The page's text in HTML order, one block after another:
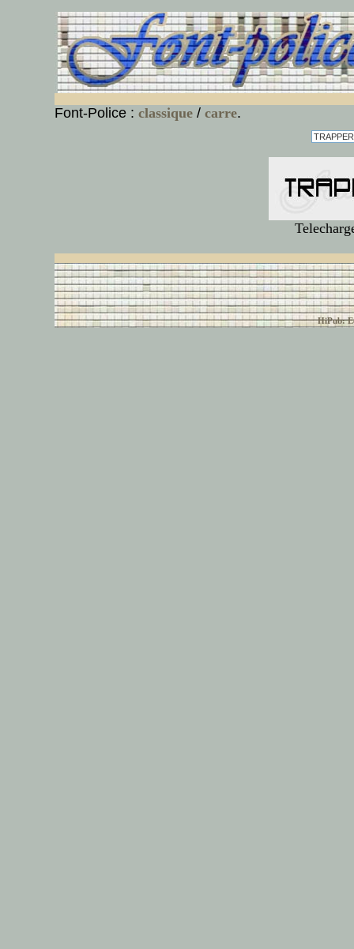
Font-Police : classique/ carre.
HiPub: